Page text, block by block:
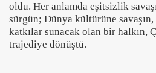
oldu. Her anlamda eşitsizlik
sürgün; Dünya kültürüne
katkılar sunacak olan bir halkın,
trajediye dönüştü.